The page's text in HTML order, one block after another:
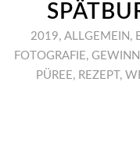
2019, ALLGEMEIN ,
FOTOGRAFIE ,
PÜREE , REZEPT ,